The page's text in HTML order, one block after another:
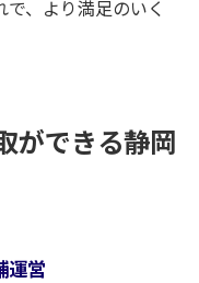
、より満足のいく
ができる静岡
運営